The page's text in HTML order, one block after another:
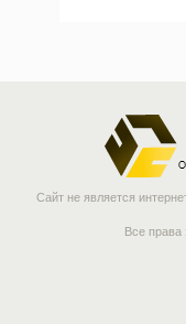
Сайт не является
Все